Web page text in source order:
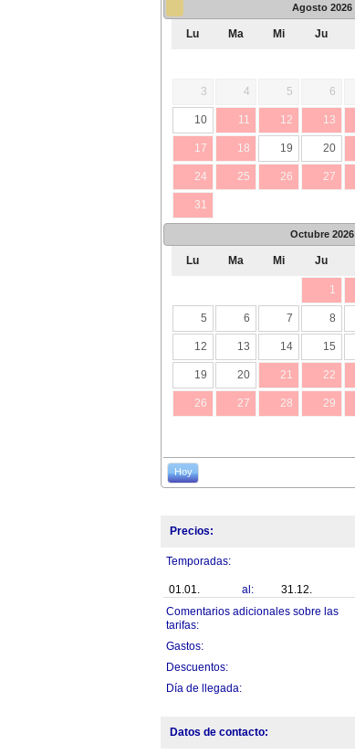
Agosto 2026
Lu Ma Mi Ju
3 4 5 6
10 11 12 13
17 18 19 20
24 25 26 27
31
Octubre 2026
Lu Ma Mi Ju
1
5 6 7 8
12 13 14 15
19 20 21 22
26 27 28 29
Hoy
Precios:
Temporadas:
01.01. al: 31.12.
Comentarios adicionales sobre las
tarifas:
Gastos:
Descuentos:
Día de llegada:
Datos de contacto: